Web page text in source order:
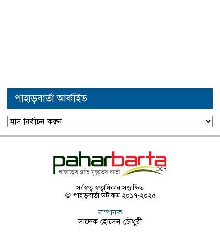
পাহাড়বার্তা আর্কাইভ
পাহাড়বার্তা
আর্কাইভ
সর্বস্বত্ব স্বত্বাধিকার সংরক্ষিত
© পাহাড়বার্তা ডট কম ২০১৭-২০২৫
সম্পাদক
সাদেক হোসেন চৌধুরী